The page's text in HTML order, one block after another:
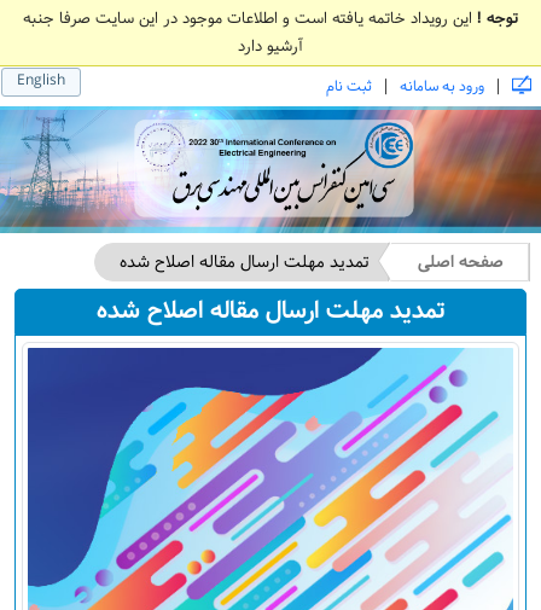
توجه ! این رویداد خاتمه یافته است و اطلاعات موجود در این سایت صرفا جنبه
آرشیو دارد
English | ورود به سامانه | ثبت نام
صفحه اصلی تمدید مهلت ارسال مقاله اصلاح شده
تمدید مهلت ارسال مقاله اصلاح شده